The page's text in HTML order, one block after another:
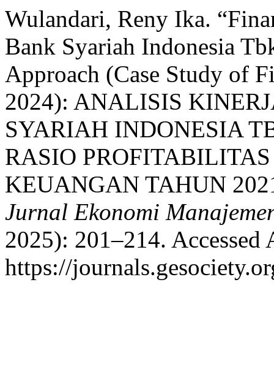
Wulandari, Reny Ika.
Bank Syariah Indonesia
Approach (Case Study of
2024): ANALISIS
SYARIAH INDONESIA
RASIO
KEUANGAN TAHUN
Jurnal Ekonomi
2025): 201–214. Accessed
https://